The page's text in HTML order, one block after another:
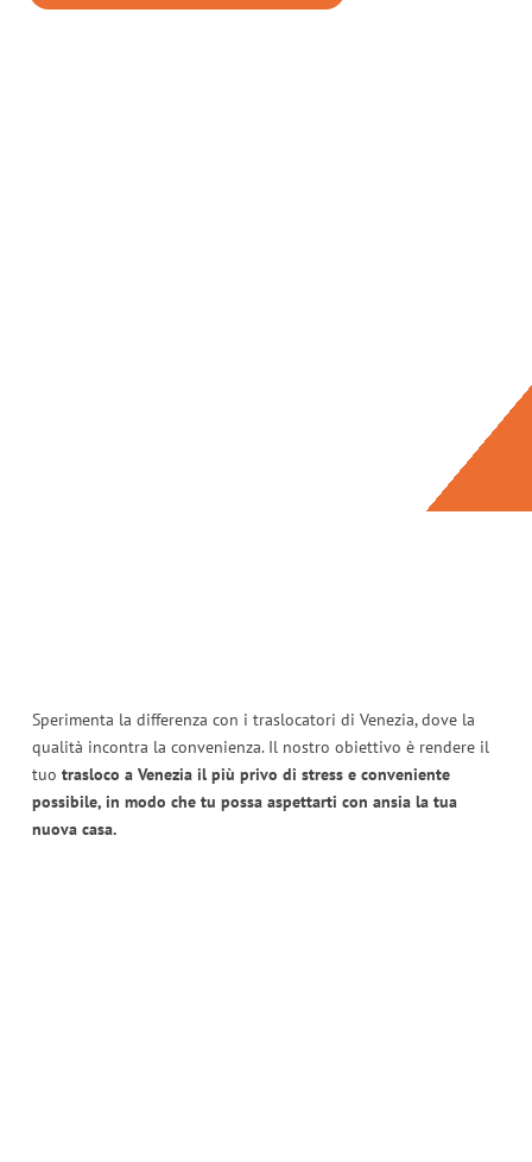
Sperimenta la differenza con i traslocatori di Venezia, dove la
qualità incontra la convenienza. Il nostro obiettivo è rendere il
tuo trasloco a Venezia il più privo di stress e conveniente
possibile, in modo che tu possa aspettarti con ansia la tua
nuova casa.